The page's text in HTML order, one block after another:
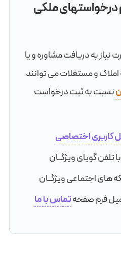
درخواستهای ملکی
نیاز به دریافت مشاوره و یا
املاک و مستغلات می توانند
نسبت به ثبت درخواست
کاربری اختصاصی
تلفن گویای ویژگــان
های اجتماعی ویژگــان
فرم صفحهتماس با ما